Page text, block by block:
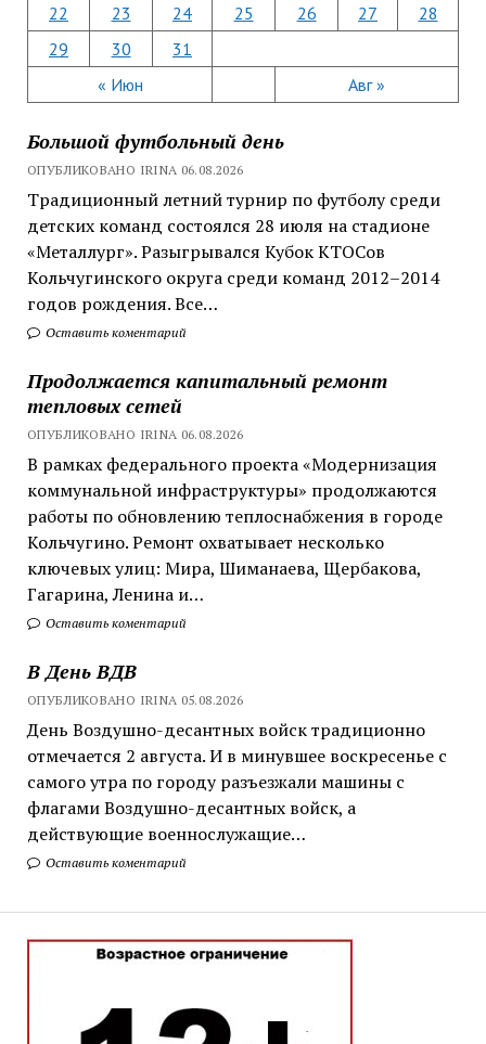
« Июн Авг »
22
23 24 25 26 27
28
29
30 31
Большой футбольный день
ОПУБЛИКОВАНО IRINA 06.08.2026
Традиционный летний турнир по футболу среди
детских команд состоялся 28 июля на стадионе
«Металлург». Разыгрывался Кубок КТОСов
Кольчугинского округа среди команд 2012–2014
годов рождения. Все…
Оставить коментарий
Продолжается капитальный ремонт
тепловых сетей
ОПУБЛИКОВАНО IRINA 06.08.2026
В рамках федерального проекта «Модернизация
коммунальной инфраструктуры» продолжаются
работы по обновлению теплоснабжения в городе
Кольчугино. Ремонт охватывает несколько
ключевых улиц: Мира, Шиманаева, Щербакова,
Гагарина, Ленина и…
Оставить коментарий
В День ВДВ
ОПУБЛИКОВАНО IRINA 05.08.2026
День Воздушно-десантных войск традиционно
отмечается 2 августа. И в минувшее воскресенье с
самого утра по городу разъезжали машины с
флагами Воздушно-десантных войск, а
действующие военнослужащие…
Оставить коментарий